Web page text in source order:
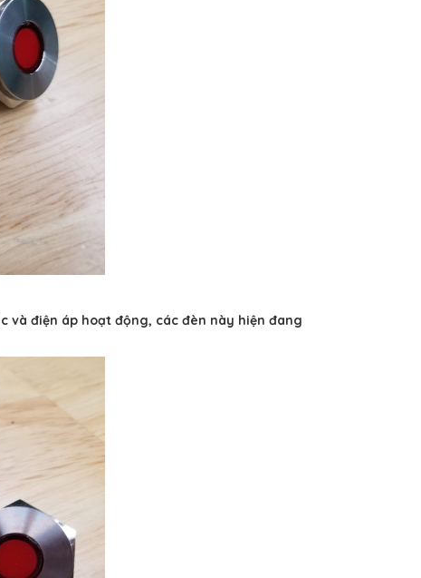
và điện áp hoạt động, các đèn này hiện đang